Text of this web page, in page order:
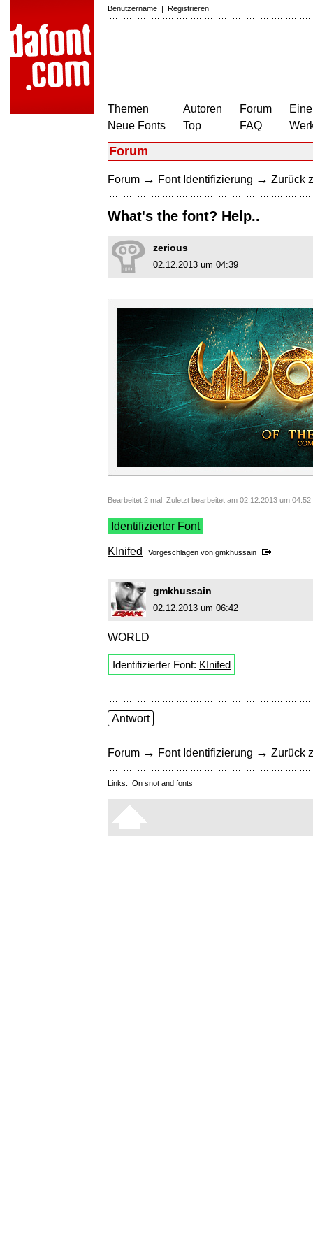
Benutzername | Registrieren
Themen
Neue Fonts
Autoren
Top
Forum
FAQ
Forum
Forum → Font Identifizierung → Zurück
What's the font? Help..
zerious
02.12.2013 um 04:39
Bearbeitet 2 mal. Zuletzt bearbeitet am 02.12.2013 um
Identifizierter Font
KInifed Vorgeschlagen von gmkhussain
gmkhussain
02.12.2013 um 06:42
WORLD
Identifizierter Font: KInifed
Antwort
Forum → Font Identifizierung → Zurück
Links: On snot and fonts